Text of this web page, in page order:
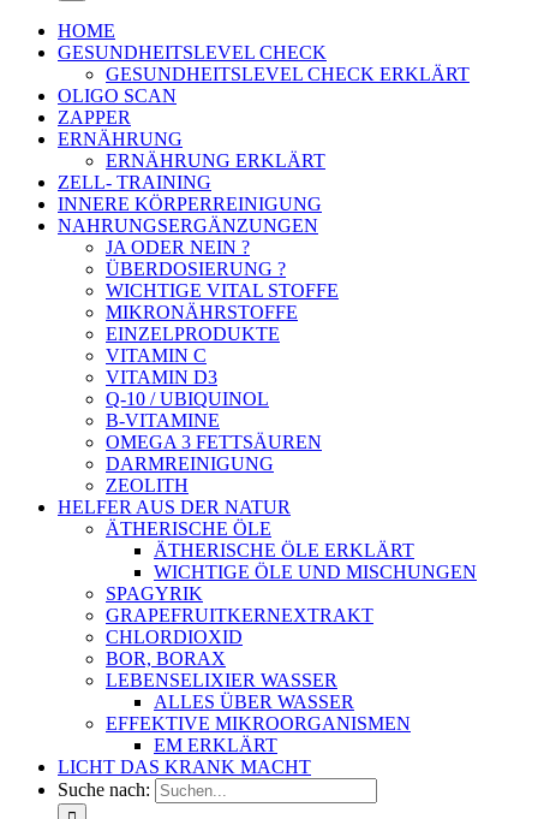
HOME
GESUNDHEITSLEVEL CHECK
GESUNDHEITSLEVEL CHECK ERKLÄRT
OLIGO SCAN
ZAPPER
ERNÄHRUNG
ERNÄHRUNG ERKLÄRT
ZELL- TRAINING
INNERE KÖRPERREINIGUNG
NAHRUNGSERGÄNZUNGEN
JA ODER NEIN ?
ÜBERDOSIERUNG ?
WICHTIGE VITAL STOFFE
MIKRONÄHRSTOFFE
EINZELPRODUKTE
VITAMIN C
VITAMIN D3
Q-10 / UBIQUINOL
B-VITAMINE
OMEGA 3 FETTSÄUREN
DARMREINIGUNG
ZEOLITH
HELFER AUS DER NATUR
ÄTHERISCHE ÖLE
ÄTHERISCHE ÖLE ERKLÄRT
WICHTIGE ÖLE UND MISCHUNGEN
SPAGYRIK
GRAPEFRUITKERNEXTRAKT
CHLORDIOXID
BOR, BORAX
LEBENSELIXIER WASSER
ALLES ÜBER WASSER
EFFEKTIVE MIKROORGANISMEN
EM ERKLÄRT
LICHT DAS KRANK MACHT
Suche nach: